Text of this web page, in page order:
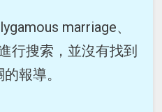
marriage、
行搜索，並沒有找到
報導。